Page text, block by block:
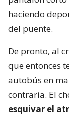
haciendo
del puente.
De pronto, al
que entonces
autobús en
contraria. El
esquivar el